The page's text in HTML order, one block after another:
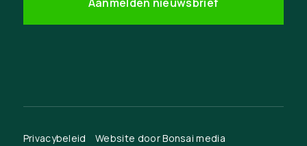
Privacybeleid Website doorBonsai media